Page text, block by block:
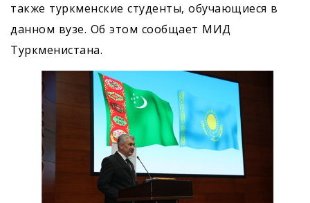
также туркменские студенты, обучающиеся в
данном вузе. Об этом сообщает МИД
Туркменистана.